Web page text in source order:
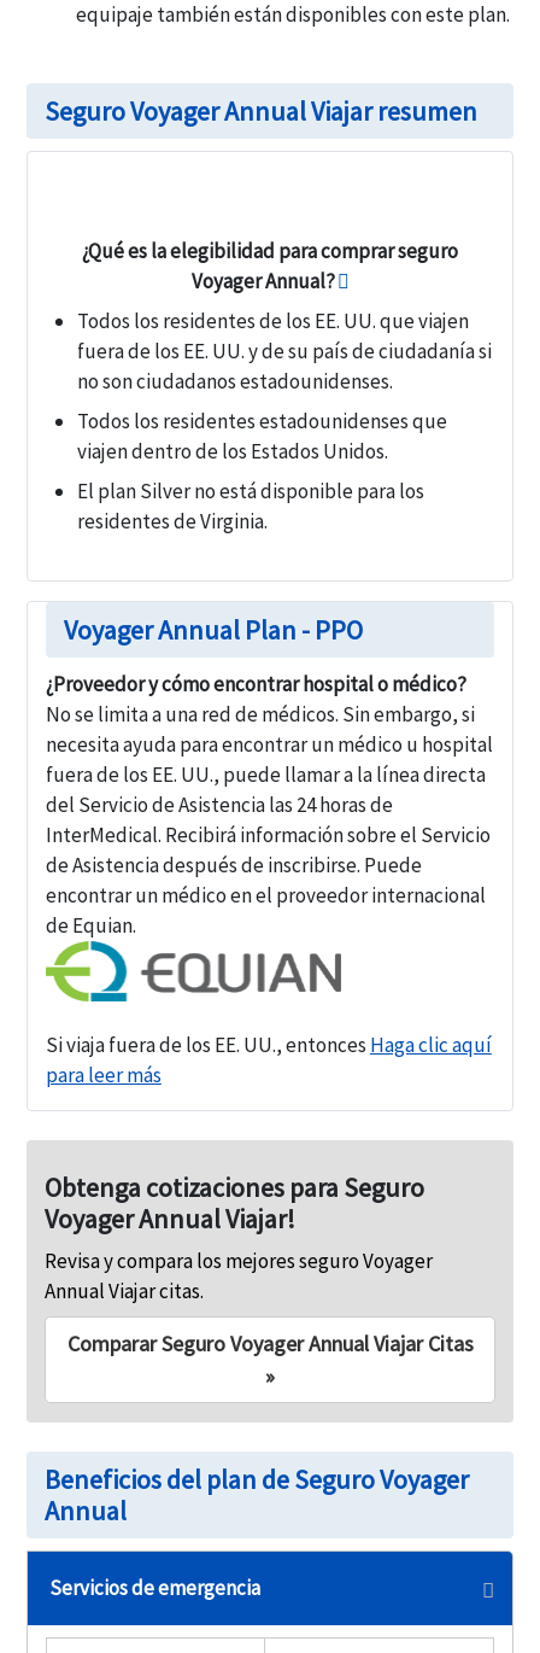
equipaje también están disponibles con este plan.
Seguro Voyager Annual Viajar resumen
¿Qué es la elegibilidad para comprar seguro
Voyager Annual?
Todos los residentes de los EE. UU. que viajen
fuera de los EE. UU. y de su país de ciudadanía si
no son ciudadanos estadounidenses.
Todos los residentes estadounidenses que
viajen dentro de los Estados Unidos.
El plan Silver no está disponible para los
residentes de Virginia.
Voyager Annual Plan - PPO
¿Proveedor y cómo encontrar hospital o médico?
No se limita a una red de médicos. Sin embargo, si
necesita ayuda para encontrar un médico u hospital
fuera de los EE. UU., puede llamar a la línea directa
del Servicio de Asistencia las 24 horas de
InterMedical. Recibirá información sobre el Servicio
de Asistencia después de inscribirse. Puede
encontrar un médico en el proveedor internacional
de Equian.
Si viaja fuera de los EE. UU., entonces Haga clic aquí
para leer más
Obtenga cotizaciones para Seguro
Voyager Annual Viajar!
Revisa y compara los mejores seguro Voyager
Annual Viajar citas.
Comparar Seguro Voyager Annual Viajar Citas
»
Beneficios del plan de Seguro Voyager
Annual
Servicios de emergencia